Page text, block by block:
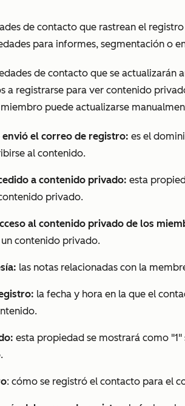
de contacto que rastrean el
para informes, segmentación o
de contacto que se actualizarán
a registrarse para ver contenido
miembro puede actualizarse
envió el correo de registro: es el
al contenido.
a contenido privado: esta
privado.
al contenido privado de los
contenido privado.
las notas relacionadas con la
la fecha y hora en la que el
esta propiedad se mostrará como
: cómo se registró el contacto para el